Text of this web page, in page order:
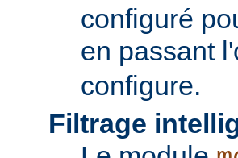
configuré
en passant
configure.
Filtrage